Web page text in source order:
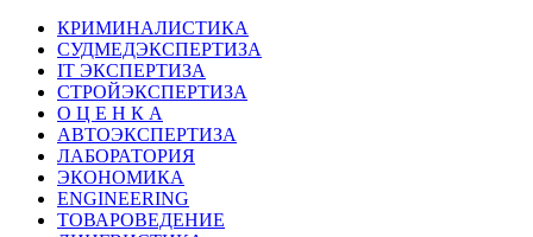
КРИМИНАЛИСТИКА
СУДМЕДЭКСПЕРТИЗА
IT ЭКСПЕРТИЗА
СТРОЙЭКСПЕРТИЗА
О Ц Е Н К А
АВТОЭКСПЕРТИЗА
ЛАБОРАТОРИЯ
ЭКОНОМИКА
ENGINEERING
ТОВАРОВЕДЕНИЕ